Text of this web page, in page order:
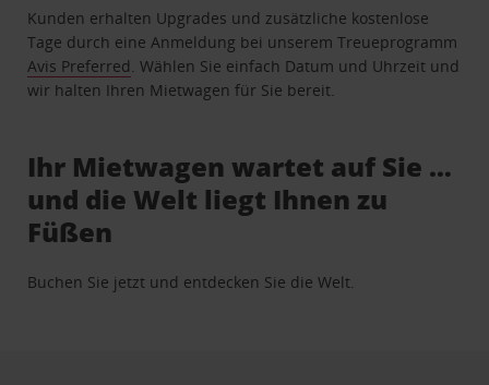
Kunden erhalten Upgrades und zusätzliche kostenlose
Tage durch eine Anmeldung bei unserem Treueprogramm
Avis Preferred . Wählen Sie einfach Datum und Uhrzeit und
wir halten Ihren Mietwagen für Sie bereit.
Ihr Mietwagen wartet auf Sie …
und die Welt liegt Ihnen zu
Füßen
Buchen Sie jetzt und entdecken Sie die Welt.